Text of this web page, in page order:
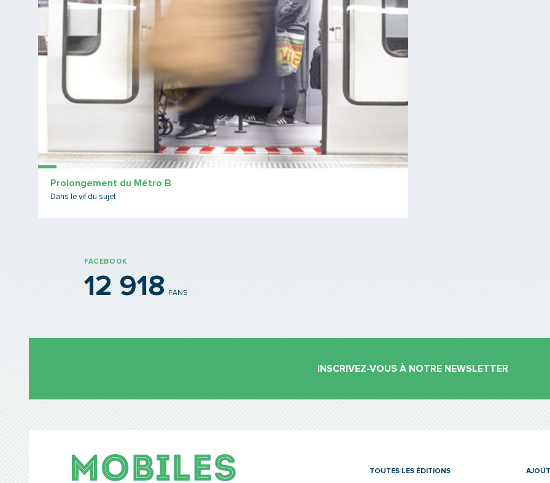
Prolongement du Métro B
Dans le vif du sujet
FACEBOOK
12 918 FANS
INSCRIVEZ-VOUS À NOTRE NEWSLETTER
TOUTES LES ÉDITIONS